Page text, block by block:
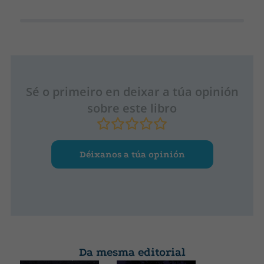
Sé o primeiro en deixar a túa opinión
sobre este libro
Déixanos a túa opinión
Da mesma editorial